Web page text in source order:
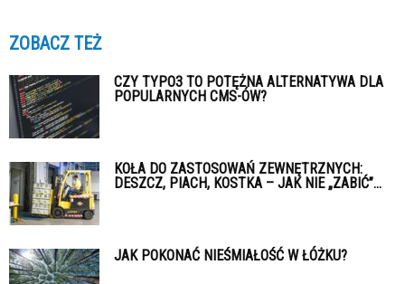
ZOBACZ TEŻ
CZY TYPO3 TO POTĘŻNA ALTERNATYWA DLA
POPULARNYCH CMS-ÓW?
KOŁA DO ZASTOSOWAŃ ZEWNĘTRZNYCH:
DESZCZ, PIACH, KOSTKA – JAK NIE „ZABIĆ”...
JAK POKONAĆ NIEŚMIAŁOŚĆ W ŁÓŻKU?